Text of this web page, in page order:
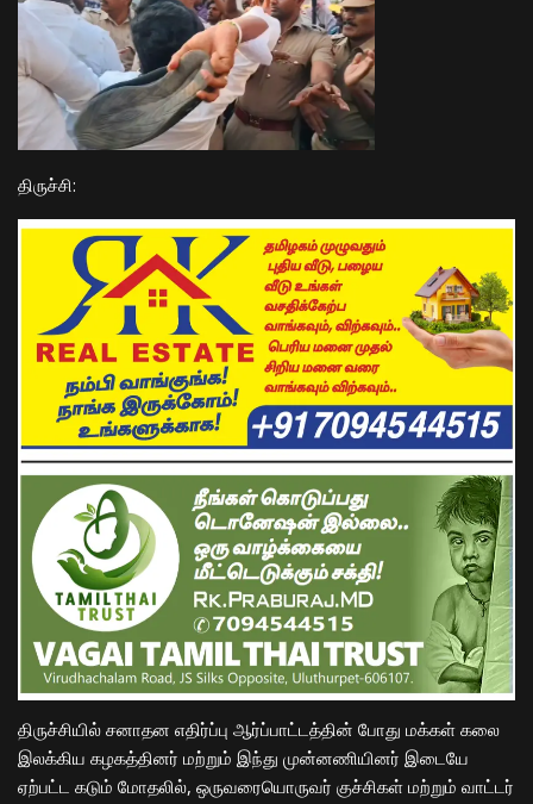
​திருச்சி:
திருச்சியில் சனாதன எதிர்ப்பு ஆர்ப்பாட்டத்தின் போது மக்கள் கலை
இலக்கிய கழகத்தினர் மற்றும் இந்து முன்னணியினர் இடையே
ஏற்பட்ட கடும் மோதலில், ஒருவரையொருவர் குச்சிகள் மற்றும் வாட்டர்